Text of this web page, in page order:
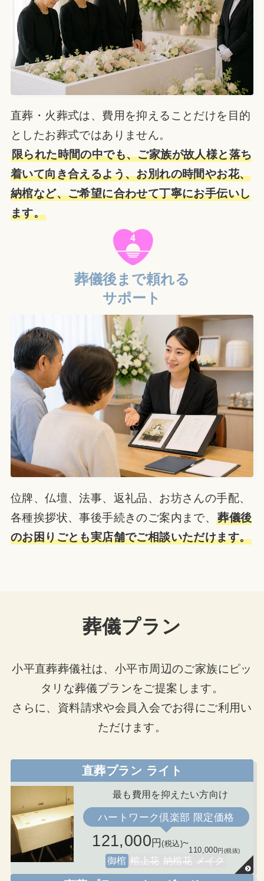
直葬・火葬式は、費用を抑えることだけを目的
としたお葬式ではありません。
限られた時間の中でも、ご家族が故人様と落ち
着いて向き合えるよう、お別れの時間やお花、
納棺など、ご希望に合わせて丁寧にお手伝いし
ます。
葬儀後まで頼れる
サポート
位牌、仏壇、法事、返礼品、お坊さんの手配、
各種挨拶状、事後手続きのご案内まで、葬儀後
のお困りごとも実店舗でご相談いただけます。
葬儀プラン
小平直葬葬儀社は、小平市周辺のご家族にピッ
タリな葬儀プランをご提案します。
さらに、資料請求や会員入会でお得にご利用い
ただけます。
直葬プラン ライト
最も費用を抑えたい方向け
ハートワーク倶楽部 限定価格
121,000 円(税込)~
110,000円(税抜)
御棺 棺上花 納棺花 メイク